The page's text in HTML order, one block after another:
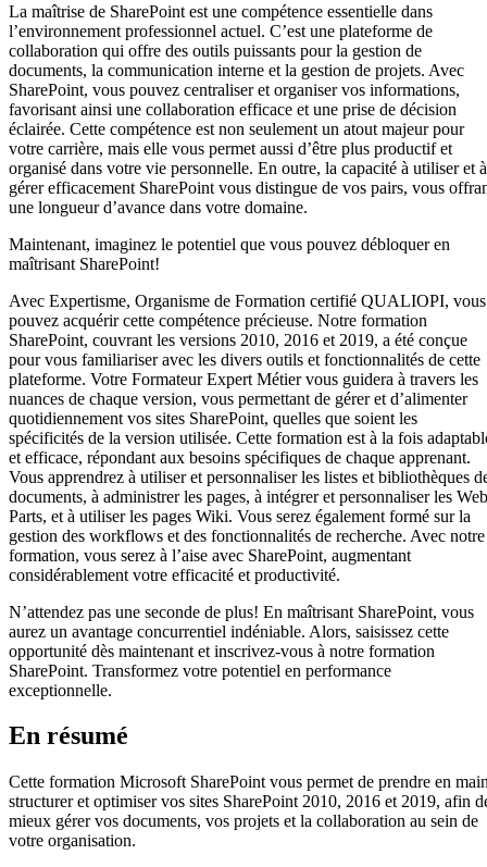
La maîtrise de SharePoint est une compétence essentielle dans
l’environnement professionnel actuel. C’est une plateforme de
collaboration qui offre des outils puissants pour la gestion de
documents, la communication interne et la gestion de projets. Avec
SharePoint, vous pouvez centraliser et organiser vos informations,
favorisant ainsi une collaboration efficace et une prise de décision
éclairée. Cette compétence est non seulement un atout majeur pour
votre carrière, mais elle vous permet aussi d’être plus productif et
organisé dans votre vie personnelle. En outre, la capacité à utiliser et à
gérer efficacement SharePoint vous distingue de vos pairs, vous
une longueur d’avance dans votre domaine.
Maintenant, imaginez le potentiel que vous pouvez débloquer en
maîtrisant SharePoint!
Avec Expertisme, Organisme de Formation certifié QUALIOPI, vous
pouvez acquérir cette compétence précieuse. Notre formation
SharePoint, couvrant les versions 2010, 2016 et 2019, a été conçue
pour vous familiariser avec les divers outils et fonctionnalités de cette
plateforme. Votre Formateur Expert Métier vous guidera à travers les
nuances de chaque version, vous permettant de gérer et d’alimenter
quotidiennement vos sites SharePoint, quelles que soient les
spécificités de la version utilisée. Cette formation est à la fois
et efficace, répondant aux besoins spécifiques de chaque apprenant.
Vous apprendrez à utiliser et personnaliser les listes et bibliothèques
documents, à administrer les pages, à intégrer et personnaliser les Web
Parts, et à utiliser les pages Wiki. Vous serez également formé sur la
gestion des workflows et des fonctionnalités de recherche. Avec notre
formation, vous serez à l’aise avec SharePoint, augmentant
considérablement votre efficacité et productivité.
N’attendez pas une seconde de plus! En maîtrisant SharePoint, vous
aurez un avantage concurrentiel indéniable. Alors, saisissez cette
opportunité dès maintenant et inscrivez-vous à notre formation
SharePoint. Transformez votre potentiel en performance
exceptionnelle.
En résumé
Cette formation Microsoft SharePoint vous permet de prendre en
structurer et optimiser vos sites SharePoint 2010, 2016 et 2019, afin
mieux gérer vos documents, vos projets et la collaboration au sein de
votre organisation.